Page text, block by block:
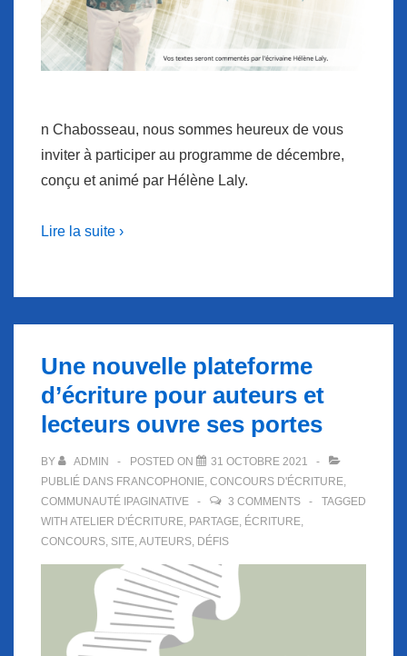
n Chabosseau, nous sommes heureux de vous
inviter à participer au programme de décembre,
conçu et animé par Hélène Laly.
Lire la suite ›
Une nouvelle plateforme
d’écriture pour auteurs et
lecteurs ouvre ses portes
BY ADMIN POSTED ON
31 OCTOBRE 2021
PUBLIÉ DANS FRANCOPHONIE, CONCOURS D'ÉCRITURE,
COMMUNAUTÉ IPAGINATIVE
3 COMMENTS
TAGGED
WITH ATELIER D'ÉCRITURE, PARTAGE, ÉCRITURE,
CONCOURS, SITE,AUTEURS, DÉFIS